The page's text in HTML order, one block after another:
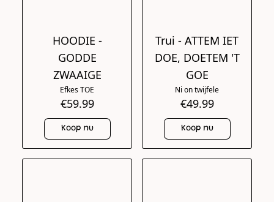
HOODIE -
GODDE
ZWAAIGE
Efkes TOE
€59.99
Koop nu
Trui - ATTEM IET
DOE, DOETEM 'T
GOE
Ni on twijfele
€49.99
Koop nu